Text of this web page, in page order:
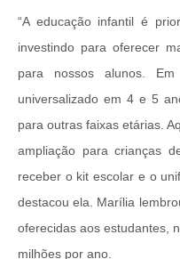
“A educação infantil é
investindo para oferecer
para nossos alunos.
universalizado em 4 e 5
para outras faixas etárias.
ampliação para crianças
receber o kit escolar e o
destacou ela. Marília
oferecidas aos estudantes,
milhões por ano.